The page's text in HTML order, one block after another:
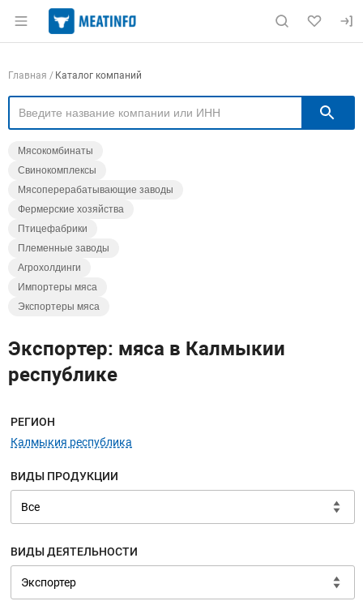
Раздел навигации по сайту meatinfo.ru
Навигация по компаниям
Главная Каталог компаний
Мясокомбинаты
Свинокомплексы
Мясоперерабатывающие заводы
Фермерские хозяйства
Птицефабрики
Племенные заводы
Агрохолдинги
Импортеры мяса
Экспортеры мяса
Экспортер: мяса в Калмыкии
республике
Меню навигации
РЕГИОН
Калмыкия республика
ВИДЫ ПРОДУКЦИИ
ВИДЫ ДЕЯТЕЛЬНОСТИ